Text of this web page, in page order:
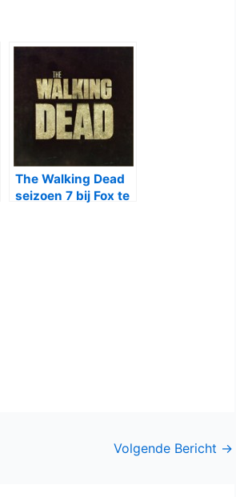
The Walking Dead
seizoen 7 bij Fox te
Volgende Bericht →